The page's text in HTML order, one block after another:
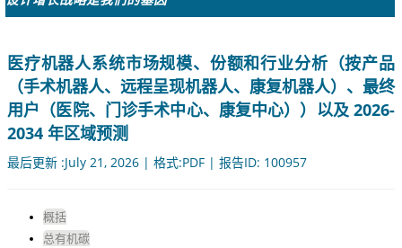
医疗机器人系统市场规模、份额和行业分析（按产品
（手术机器人、远程呈现机器人、康复机器人）、最终
用户（医院、门诊手术中心、康复中心））以及 2026-
2034 年区域预测
最后更新 :July 21, 2026 | 格式:PDF | 报告ID: 100957
概括
总有机碳